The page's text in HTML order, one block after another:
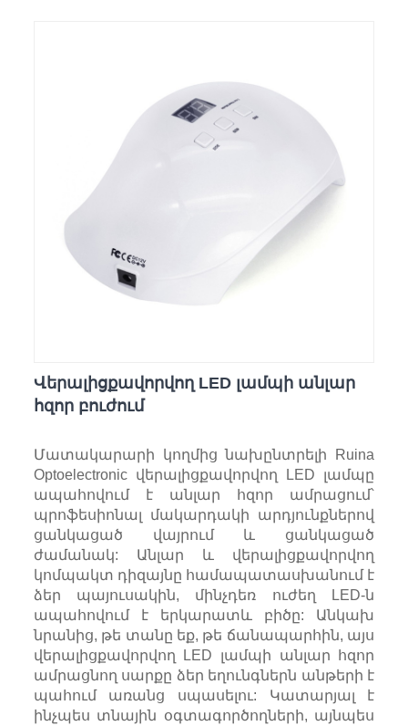
Վերալիցքավորվող LED լամպի անլար
հզոր բուժում
Մատակարարի կողմից նախընտրելի Ruina
Optoelectronic վերալիցքավորվող LED լամպը
ապահովում է անլար հզոր ամրացում՝
պրոֆեսիոնալ մակարդակի արդյունքներով
ցանկացած վայրում և ցանկացած
ժամանակ: Անլար և վերալիցքավորվող
կոմպակտ դիզայնը համապատասխանում է
ձեր պայուսակին, մինչդեռ ուժեղ LED-ն
ապահովում է երկարատև բիծը: Անկախ
նրանից, թե տանը եք, թե ճանապարհին, այս
վերալիցքավորվող LED լամպի անլար հզոր
ամրացնող սարքը ձեր եղունգներն անթերի է
պահում առանց սպասելու: Կատարյալ է
ինչպես տնային օգտագործողների, այնպես